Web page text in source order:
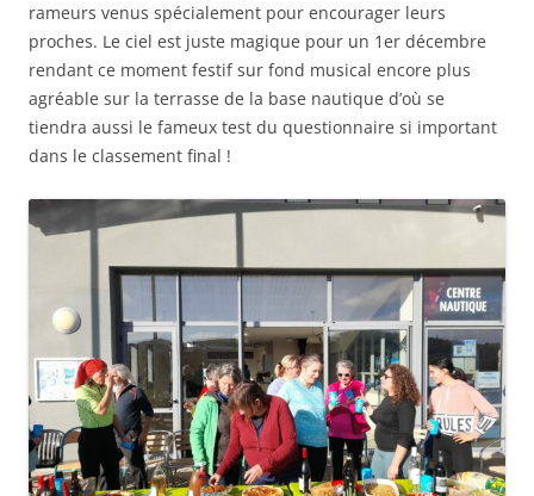
rameurs venus spécialement pour encourager leurs
proches. Le ciel est juste magique pour un 1er décembre
rendant ce moment festif sur fond musical encore plus
agréable sur la terrasse de la base nautique d’où se
tiendra aussi le fameux test du questionnaire si important
dans le classement final !